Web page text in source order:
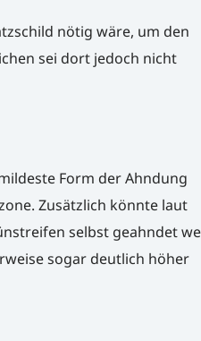
nötig wäre, um den
sei dort jedoch nicht
Form der Ahndung
Zusätzlich könnte laut
selbst geahndet
sogar deutlich höher